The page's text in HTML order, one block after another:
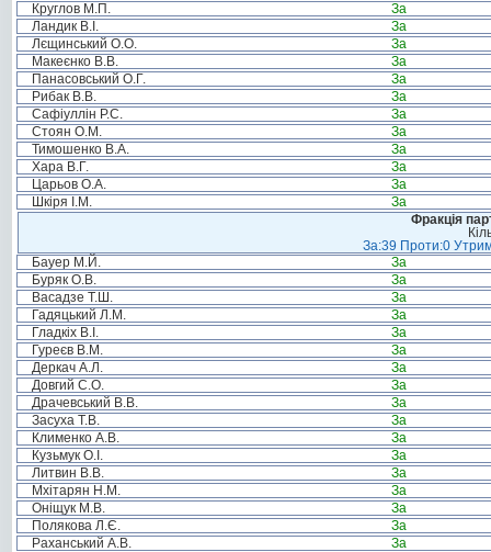
Круглов М.П.
За
Ландик В.І.
За
Лєщинський О.О.
За
Макеєнко В.В.
За
Панасовський О.Г.
За
Рибак В.В.
За
Сафіуллін Р.С.
За
Стоян О.М.
За
Тимошенко В.А.
За
Хара В.Г.
За
Царьов О.А.
За
Шкіря І.М.
За
Фракція
За:39 Проти:0
Бауер М.Й.
За
Буряк О.В.
За
Васадзе Т.Ш.
За
Гадяцький Л.М.
За
Гладкіх В.І.
За
Гуреєв В.М.
За
Деркач А.Л.
За
Довгий С.О.
За
Драчевський В.В.
За
Засуха Т.В.
За
Клименко А.В.
За
Кузьмук О.І.
За
Литвин В.В.
За
Мхітарян Н.М.
За
Оніщук М.В.
За
Полякова Л.Є.
За
Раханський А.В.
За